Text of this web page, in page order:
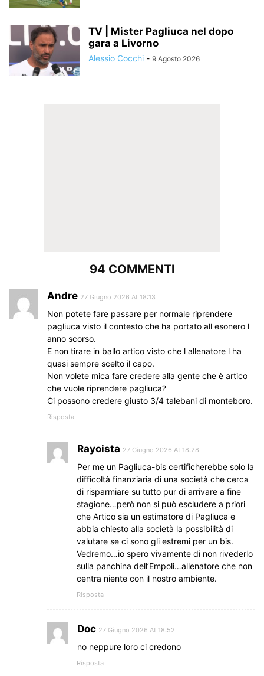
TV | Mister Pagliuca nel dopo
gara a Livorno
Alessio Cocchi - 9 Agosto 2026
94 COMMENTI
Andre 27 Giugno 2026 At 18:13
Non potete fare passare per normale riprendere
pagliuca visto il contesto che ha portato all esonero l
anno scorso.
E non tirare in ballo artico visto che l allenatore l ha
quasi sempre scelto il capo.
Non volete mica fare credere alla gente che è artico
che vuole riprendere pagliuca?
Ci possono credere giusto 3/4 talebani di monteboro.
Risposta
Rayoista 27 Giugno 2026 At 18:28
Per me un Pagliuca-bis certificherebbe solo la
difficoltà finanziaria di una società che cerca
di risparmiare su tutto pur di arrivare a fine
stagione…però non si può escludere a priori
che Artico sia un estimatore di Pagliuca e
abbia chiesto alla società la possibilità di
valutare se ci sono gli estremi per un bis.
Vedremo…io spero vivamente di non rivederlo
sulla panchina dell’Empoli…allenatore che non
centra niente con il nostro ambiente.
Risposta
Doc 27 Giugno 2026 At 18:52
no neppure loro ci credono
Risposta